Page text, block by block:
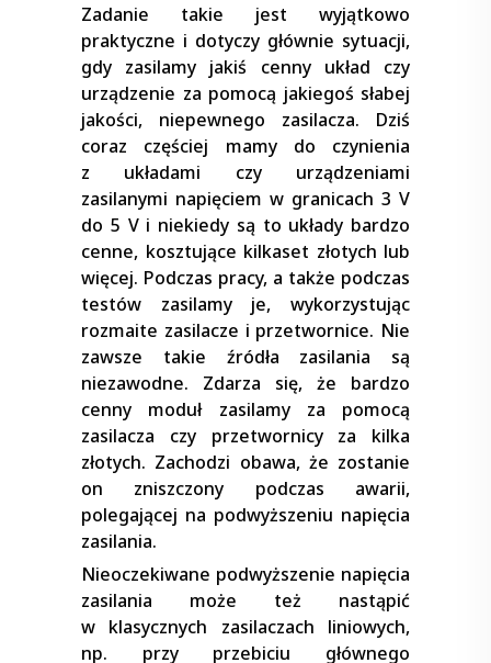
Zadanie takie jest wyjątkowo
praktyczne i dotyczy głównie sytuacji,
gdy zasilamy jakiś cenny układ czy
urządzenie za pomocą jakiegoś słabej
jakości, niepewnego zasilacza. Dziś
coraz częściej mamy do czynienia
z układami czy urządzeniami
zasilanymi napięciem w granicach 3 V
do 5 V i niekiedy są to układy bardzo
cenne, kosztujące kilkaset złotych lub
więcej. Podczas pracy, a także podczas
testów zasilamy je, wykorzystując
rozmaite zasilacze i przetwornice. Nie
zawsze takie źródła zasilania są
niezawodne. Zdarza się, że bardzo
cenny moduł zasilamy za pomocą
zasilacza czy przetwornicy za kilka
złotych. Zachodzi obawa, że zostanie
on zniszczony podczas awarii,
polegającej na podwyższeniu napięcia
zasilania.
Nieoczekiwane podwyższenie napięcia
zasilania może też nastąpić
w klasycznych zasilaczach liniowych,
np. przy przebiciu głównego